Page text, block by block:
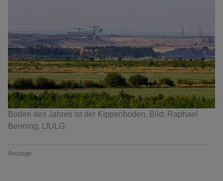
Boden des Jahres ist der Kippenboden. Bild: Raphael
Benning, LfULG.
Anzeige